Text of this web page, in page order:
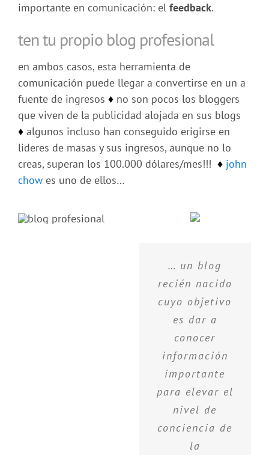
importante en comunicación: el feedback.
ten tu propio blog profesional
en ambos casos, esta herramienta de
comunicación puede llegar a convertirse en un a
fuente de ingresos ♦ no son pocos los bloggers
que viven de la publicidad alojada en sus blogs
♦ algunos incluso han conseguido erigirse en
lideres de masas y sus ingresos, aunque no lo
creas, superan los 100.000 dólares/mes!!! ♦ john
chow es uno de ellos…
… un blog
recién nacido
cuyo objetivo
es dar a
conocer
información
importante
para elevar el
nivel de
conciencia de
la